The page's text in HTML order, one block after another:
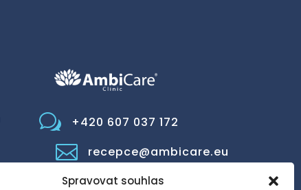
Spravovat souhlas
w +420 607 037 172
 recepce@ambicare.eu